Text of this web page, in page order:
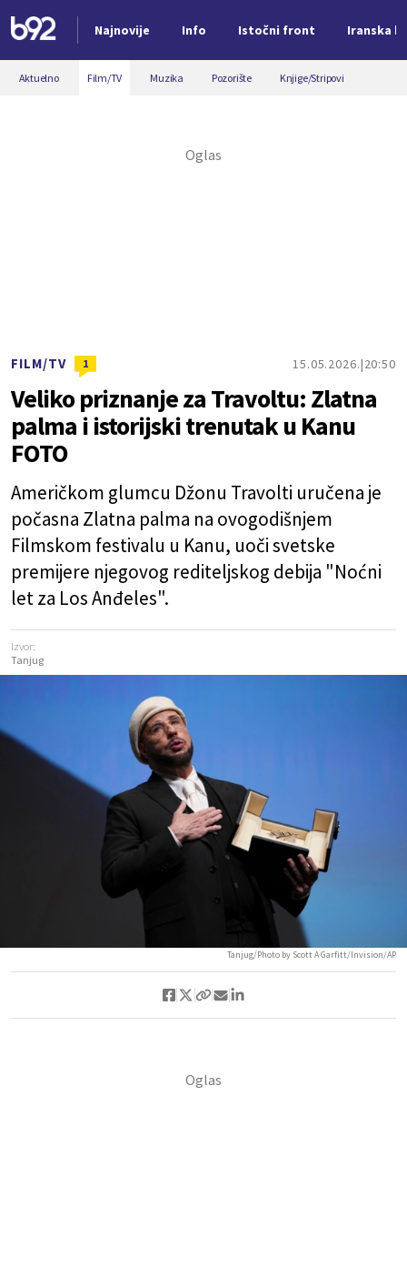
Najnovije Info Istočni front Iranska
Nova vest
Aktuelno Film/TV Muzika Pozorište Knjige/Stripovi
FILM/TV 1 15.05.2026. 20:50
Veliko priznanje za Travoltu: Zlatna
palma i istorijski trenutak u Kanu
FOTO
Američkom glumcu Džonu Travolti uručena je
počasna Zlatna palma na ovogodišnjem
Filmskom festivalu u Kanu, uoči svetske
premijere njegovog rediteljskog debija "Noćni
let za Los Anđeles".
Izvor:
Tanjug
Tanjug/Photo by Scott A Garfitt/Invision/AP